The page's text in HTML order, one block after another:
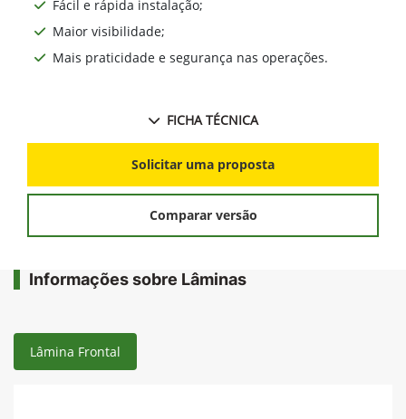
Fácil e rápida instalação;
Maior visibilidade;
Mais praticidade e segurança nas operações.
FICHA TÉCNICA
Solicitar uma proposta
Comparar versão
Informações sobre Lâminas
Lâmina Frontal